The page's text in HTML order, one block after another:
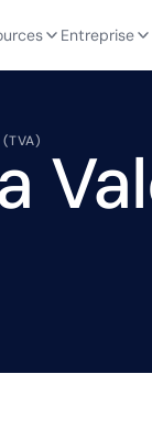
Entreprise
(TVA)